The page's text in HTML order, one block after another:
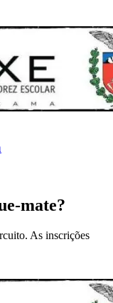
mate?
As inscrições